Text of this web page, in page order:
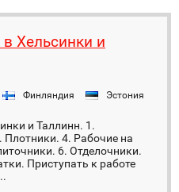
Хельсинки и
Финляндия Эстония
и Таллинн. 1.
4. Рабочие на
6. Отделочники.
Приступать к работе